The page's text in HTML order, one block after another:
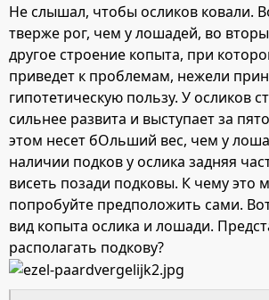
Не слышал, чтобы осликов ковали.
тверже рог, чем у лошадей, во
другое строение копыта, при
приведет к проблемам, нежели
гипотетическую пользу. У осликов
сильнее развита и выступает за
этом несет бОльший вес, чем у
наличии подков у ослика задняя
висеть позади подковы. К чему это
попробуйте предположить сами.
вид копыта ослика и лошади.
располагать подкову?